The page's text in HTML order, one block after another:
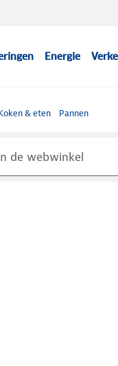
Energie
& eten Pannen